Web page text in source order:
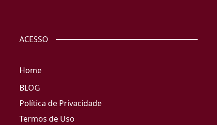
ACESSO
Home
BLOG
Política de Privacidade
Termos de Uso